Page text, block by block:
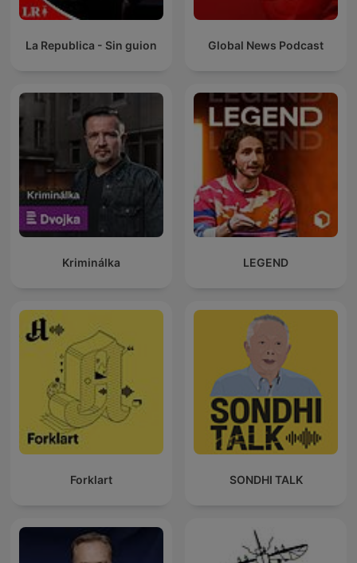
La Republica - Sin guion Global News Podcast
Kriminálka LEGEND
Forklart SONDHI TALK